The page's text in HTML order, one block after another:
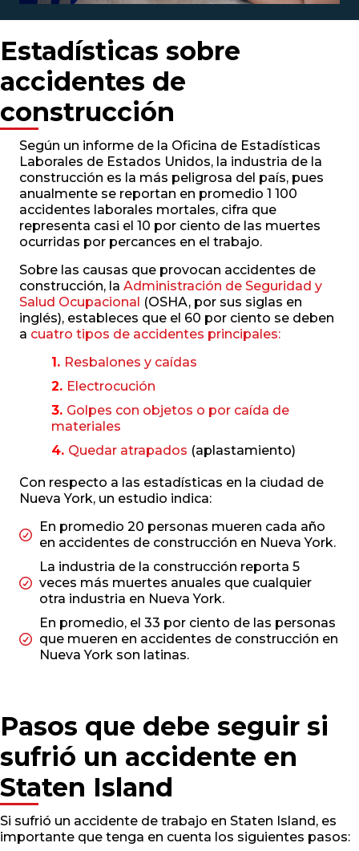
Estadísticas sobre
accidentes de
construcción
Según un informe de la Oficina de Estadísticas
Laborales de Estados Unidos, la industria de la
construcción es la más peligrosa del país, pues
anualmente se reportan en promedio 1 100
accidentes laborales mortales, cifra que
representa casi el 10 por ciento de las muertes
ocurridas por percances en el trabajo.
Sobre las causas que provocan accidentes de
construcción, la Administración de Seguridad y
Salud Ocupacional (OSHA, por sus siglas en
inglés), estableces que el 60 por ciento se deben
a cuatro tipos de accidentes principales:
Resbalones y caídas
Electrocución
Golpes con objetos o por caída de
materiales
Quedar atrapados (aplastamiento)
Con respecto a las estadísticas en la ciudad de
Nueva York, un estudio indica:
En promedio 20 personas mueren cada año
en accidentes de construcción en Nueva York.
La industria de la construcción reporta 5
veces más muertes anuales que cualquier
otra industria en Nueva York.
En promedio, el 33 por ciento de las personas
que mueren en accidentes de construcción en
Nueva York son latinas.
Pasos que debe seguir si
sufrió un accidente en
Staten Island
Si sufrió un accidente de trabajo en Staten Island, es
importante que tenga en cuenta los siguientes pasos: